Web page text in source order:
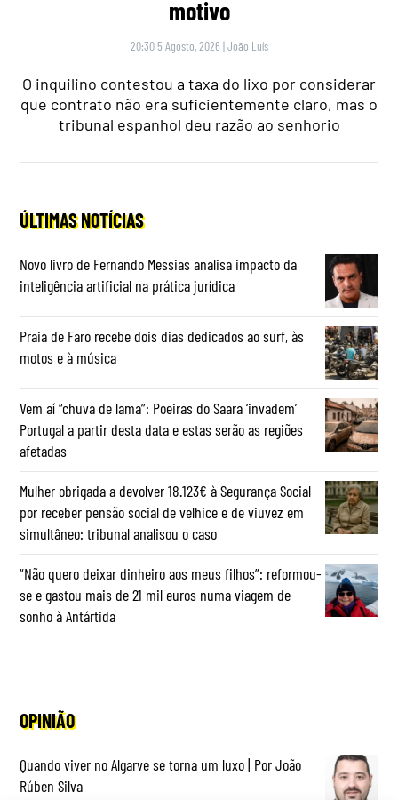
motivo
20:30 5 Agosto, 2026 |João Luís
O inquilino contestou a taxa do lixo por considerar
que contrato não era suficientemente claro, mas o
tribunal espanhol deu razão ao senhorio
ÚLTIMAS NOTÍCIAS
Novo livro de Fernando Messias analisa impacto da
inteligência artificial na prática jurídica
Praia de Faro recebe dois dias dedicados ao surf, às
motos e à música
Vem aí “chuva de lama”: Poeiras do Saara ‘invadem’
Portugal a partir desta data e estas serão as regiões
afetadas
Mulher obrigada a devolver 18.123€ à Segurança Social
por receber pensão social de velhice e de viuvez em
simultâneo: tribunal analisou o caso
“Não quero deixar dinheiro aos meus filhos”: reformou-
se e gastou mais de 21 mil euros numa viagem de
sonho à Antártida
OPINIÃO
Quando viver no Algarve se torna um luxo | Por João
Rúben Silva